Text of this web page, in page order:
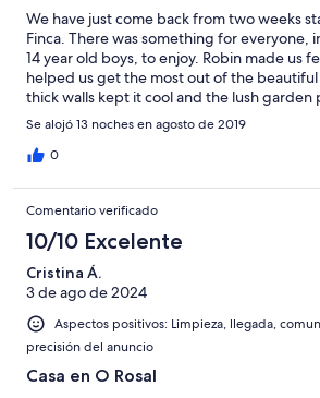
We have just come back from two weeks
Finca. There was something for everyone,
14 year old boys, to enjoy. Robin made us
helped us get the most out of the
thick walls kept it cool and the lush
pool made it a wonderful place to return to
laze about all day. The area has everything
sandy beaches of Portugal, just over the
eycalyptus woods. We liked that it is not a
Robin helped us find places we would't
were there in Fiesta season, which was
certainly like their daytime fireworks and
goes to Broc (a collie) who worked as hard
sure we had a lovely time. Thank you so
Se alojó 13 noches en agosto de 2019
0
Comentario verificado
10/10 Excelente
Cristina Á.
3 de ago de 2024
Aspectos positivos: Limpieza, llegada,
precisión del anuncio
Casa en O Rosal